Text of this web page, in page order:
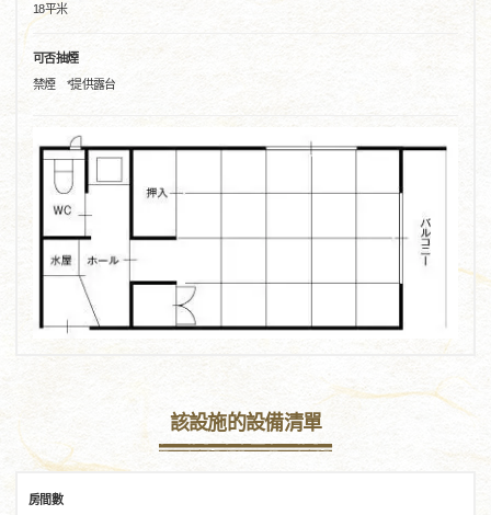
18平米
可否抽煙
禁煙 *提供露台
該設施的設備清單
房間數